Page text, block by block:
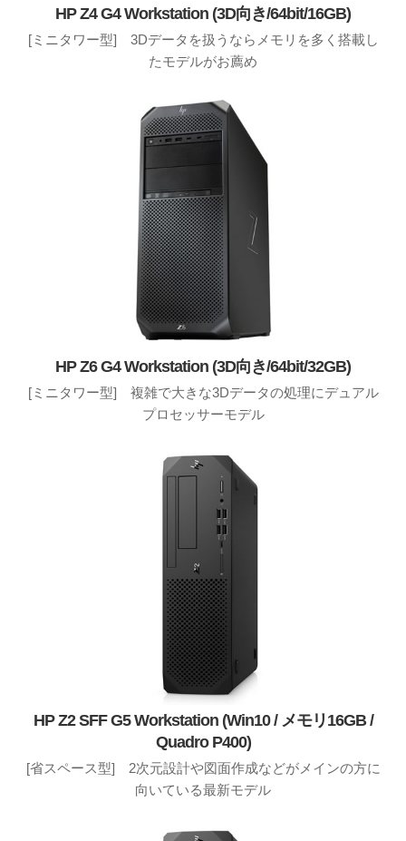
HP Z4 G4 Workstation (3D向き/64bit/16GB)
[ミニタワー型] 3Dデータを扱うならメモリを多く搭載し
たモデルがお薦め
HP Z6 G4 Workstation (3D向き/64bit/32GB)
[ミニタワー型] 複雑で大きな3Dデータの処理にデュアル
プロセッサーモデル
HP Z2 SFF G5 Workstation (Win10 / メモリ16GB /
Quadro P400)
[省スペース型] 2次元設計や図面作成などがメインの方に
向いている最新モデル